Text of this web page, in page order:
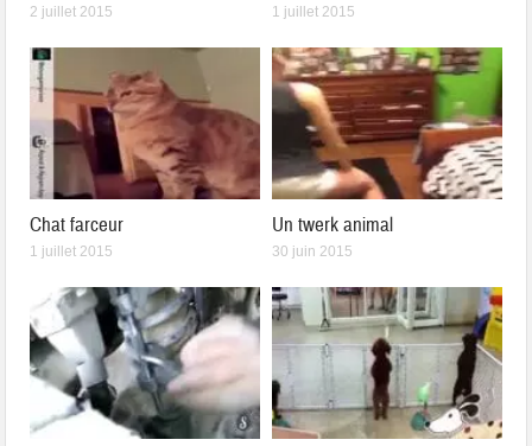
2 juillet 2015 1 juillet 2015
Chat farceur
1 juillet 2015
Un twerk animal
30 juin 2015